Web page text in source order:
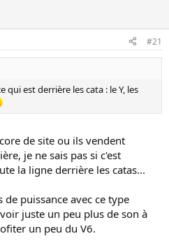
#21
qui est derrière les cata : le Y, les
de site ou ils vendent
je ne sais pas si c'est
la ligne derrière les catas...
puissance avec ce type
juste un peu plus de son à
un peu du V6.